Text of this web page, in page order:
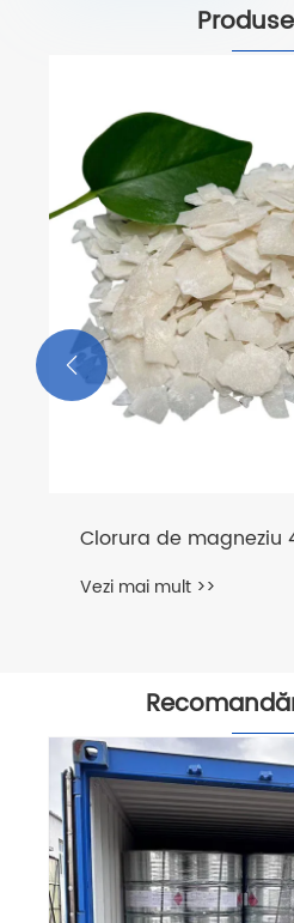
Clorura de magneziu
Vezi mai mult >>
